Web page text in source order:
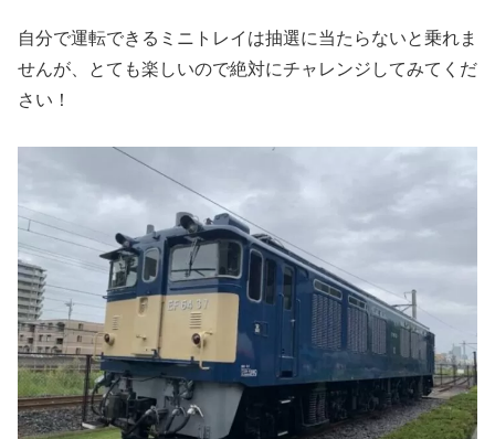
自分で運転できるミニトレイは抽選に当たらないと乗れま
せんが、とても楽しいので絶対にチャレンジしてみてくだ
さい！